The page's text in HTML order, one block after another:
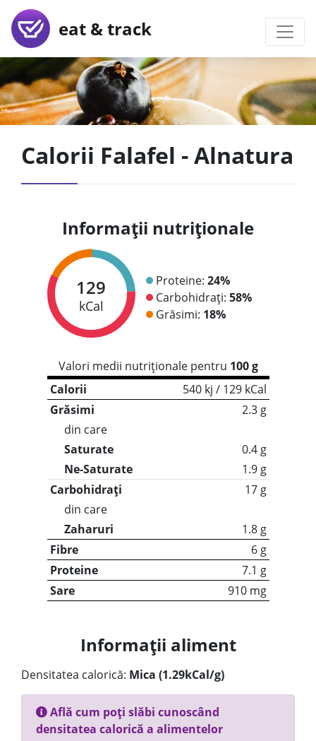
eat & track
Calorii Falafel - Alnatura
Informații nutriționale
129
kCal
Proteine: 24%
Carbohidrați: 58%
Grăsimi: 18%
Valori medii nutriționale pentru 100 g
Calorii
540 kj / 129 kCal
Grăsimi
2.3 g
din care
Saturate
0.4 g
Ne-Saturate
1.9 g
Carbohidrați
17 g
din care
Zaharuri
1.8 g
Fibre
6 g
Proteine
7.1 g
Sare
910 mg
Informații aliment
Densitatea calorică: Mica (1.29kCal/g)
Află cum poți slăbi cunoscând
densitatea calorică a alimentelor